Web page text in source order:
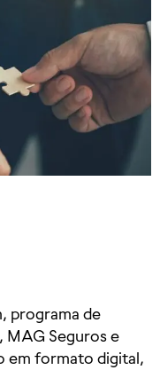
programa de
MAG Seguros e
em formato digital,